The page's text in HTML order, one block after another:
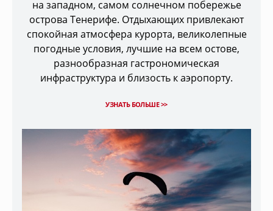
на западном, самом солнечном побережье
острова Тенерифе. Отдыхающих привлекают
спокойная атмосфера курорта, великолепные
погодные условия, лучшие на всем остове,
разнообразная гастрономическая
инфраструктура и близость к аэропорту.
УЗНАТЬ БОЛЬШЕ >>